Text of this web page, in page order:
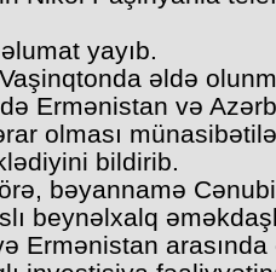
yayıb.
əldə
Ermənistan və
olması
bildirib.
bəyannamə Cənubi
beynəlxalq
Ermənistan arasında